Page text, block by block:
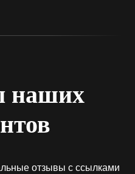
наших
отзывы с ссылками